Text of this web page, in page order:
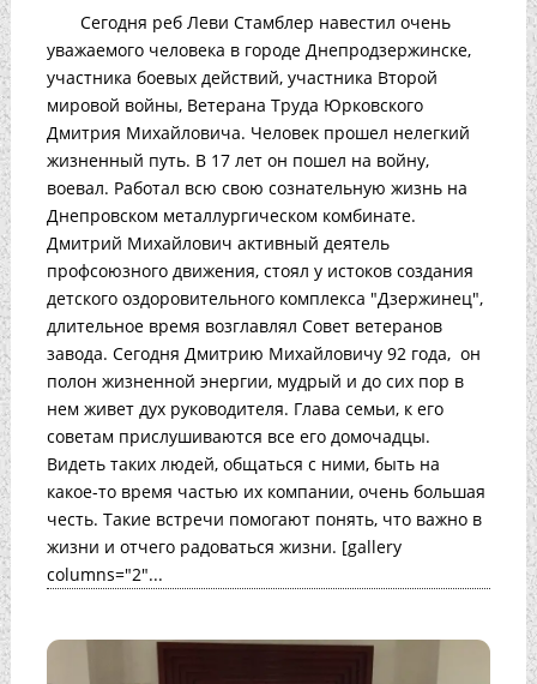
Сегодня реб Леви Стамблер навестил очень
уважаемого человека в городе Днепродзержинске,
участника боевых действий, участника Второй
мировой войны, Ветерана Труда Юрковского
Дмитрия Михайловича. Человек прошел нелегкий
жизненный путь. В 17 лет он пошел на войну,
воевал. Работал всю свою сознательную жизнь на
Днепровском металлургическом комбинате.
Дмитрий Михайлович активный деятель
профсоюзного движения, стоял у истоков создания
детского оздоровительного комплекса "Дзержинец",
длительное время возглавлял Совет ветеранов
завода. Сегодня Дмитрию Михайловичу 92 года, он
полон жизненной энергии, мудрый и до сих пор в
нем живет дух руководителя. Глава семьи, к его
советам прислушиваются все его домочадцы.
Видеть таких людей, общаться с ними, быть на
какое-то время частью их компании, очень большая
честь. Такие встречи помогают понять, что важно в
жизни и отчего радоваться жизни. [gallery
columns="2"...